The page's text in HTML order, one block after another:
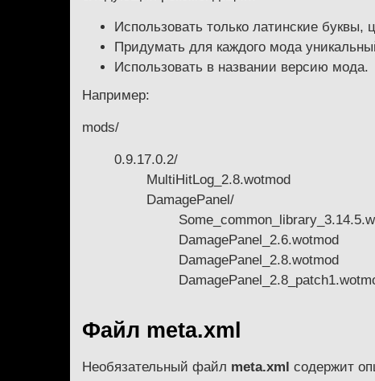
Использовать только латинские буквы,
Придумать для каждого мода
Использовать в названии версию мода.
Например:
mods/
0.9.17.0.2/
MultiHitLog_2.8.wotmod
DamagePanel/
DamagePanel_2.6.wotmod
DamagePanel_2.8.wotmod
Файл meta.xml
Необязательный файл meta.xml содержит